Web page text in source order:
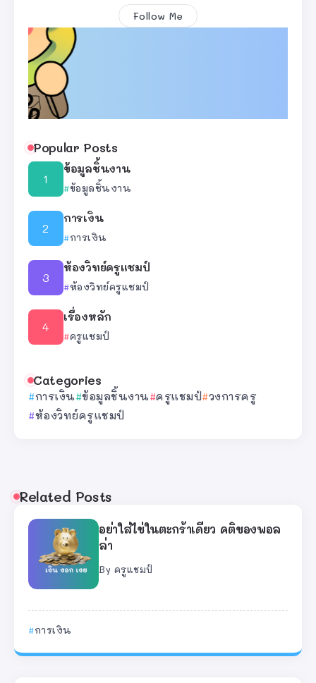
Follow Me
Popular Posts
ข้อมูลชิ้นงาน
ข้อมูลชิ้นงาน
การเงิน
การเงิน
ห้องวิทย์ครูแชมป์
ห้องวิทย์ครูแชมป์
เรื่องหลัก
ครูแชมป์
Categories
การเงิน ข้อมูลชิ้นงาน ครูแชมป์ วงการครู
ห้องวิทย์ครูแชมป์
Related Posts
อย่าใส่ไข่ในตะกร้าเดียว คติของพอล
ล่า
By ครูแชมป์
การเงิน